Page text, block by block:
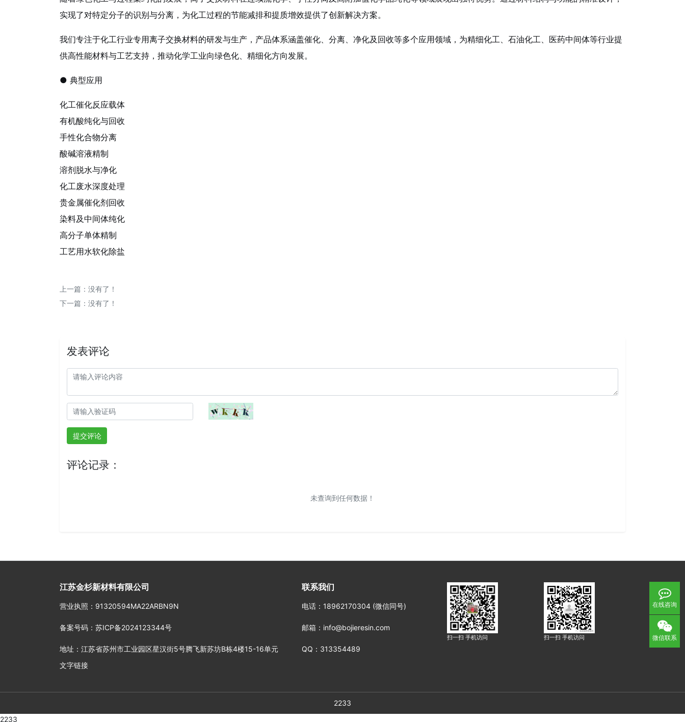
实现了对特定分子的识别与分离，为化工过程的节能减排和提质增效提供了创新解决方案。
我们专注于化工行业专用离子交换材料的研发与生产，产品体系涵盖催化、分离、净化及回收等多个应用领域，为精细化工、石油化工、医药中间体等行业提
供高性能材料与工艺支持，推动化学工业向绿色化、精细化方向发展。
● 典型应用
化工催化反应载体
有机酸纯化与回收
手性化合物分离
酸碱溶液精制
溶剂脱水与净化
化工废水深度处理
贵金属催化剂回收
染料及中间体纯化
高分子单体精制
工艺用水软化除盐
上一篇 ：没有了！
下一篇 ：没有了！
发表评论
提交评论
评论记录：
未查询到任何数据！
江苏金杉新材料有限公司
营业执照 ：91320594MA22ARBN9N
备案号码 ： 苏ICP备2024123344号
地址 ：江苏省苏州市工业园区星汉街5号腾飞新苏坊B栋4楼15-16单元
联系我们
电话 ：18962170304 (微信同号)
邮箱 ：info@bojieresin.com
QQ：313354489
扫一扫 手机访问 扫一扫 手机访问
文字链接
2233
在线咨询
微信联系
2233